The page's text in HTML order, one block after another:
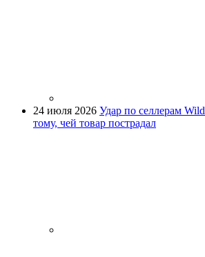
24 июля 2026 Удар по селлерам
тому, чей товар пострадал